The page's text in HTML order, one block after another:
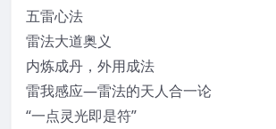
五雷心法
雷法大道奥义
内炼成丹，外用成法
雷我感应—雷法的天人合一论
“一点灵光即是符”